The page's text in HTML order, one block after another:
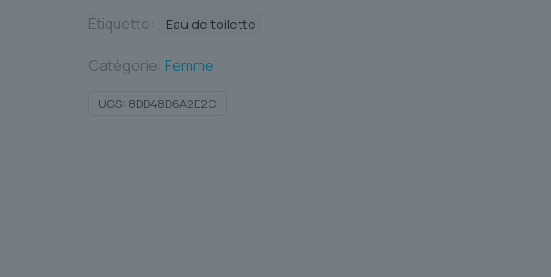
Étiquette: Eau de toilette
Catégorie: Femme
UGS: 8DD48D6A2E2C